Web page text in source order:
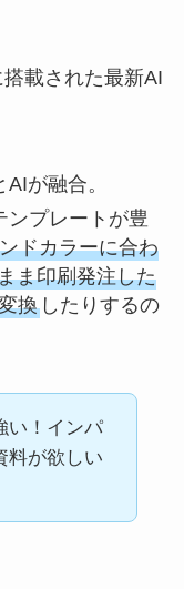
載された最新AI
AIが融合。
ンプレートが豊
ドカラーに合わ
ま印刷発注した
換したりするの
い！インパ
料が欲しい